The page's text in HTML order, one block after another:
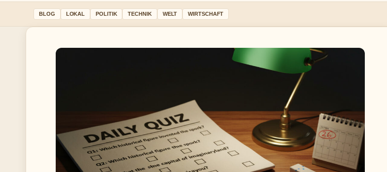
BLOG LOKAL POLITIK TECHNIK WELT WIRTSCHAFT